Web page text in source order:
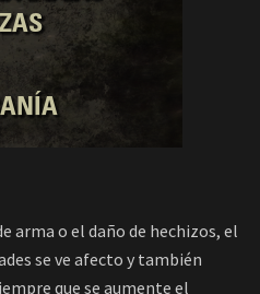
arma o el daño de hechizos, el
se ve afecto y también
que se aumente el